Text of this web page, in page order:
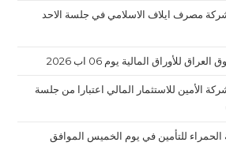
مصرف ايلاف الاسلامي في جلسة الاحد
للأوراق المالية يوم 06 اب 2026
الأمين للاستثمار المالي اعتبارا من جلسة
الحمراء للتأمين في يوم الخميس الموافق